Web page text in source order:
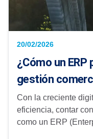
20/02/2026
¿Cómo un
gestión
transporte?
Con la creciente
eficiencia, contar
como un ERP